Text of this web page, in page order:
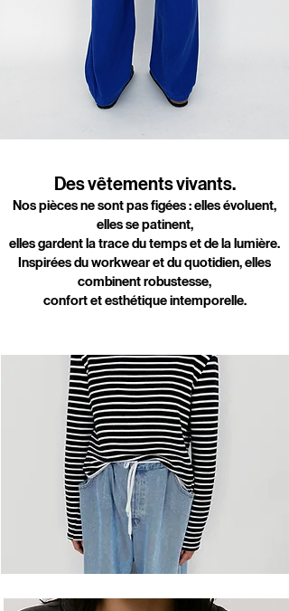
Des vêtements vivants.
Nos pièces ne sont pas figées : elles évoluent,
elles se patinent,
elles gardent la trace du temps et de la lumière.
Inspirées du workwear et du quotidien, elles
combinent robustesse,
confort et esthétique intemporelle.